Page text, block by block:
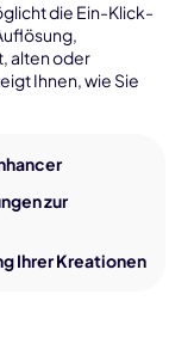
die Ein-Klick-
alten oder
Ihnen, wie Sie
zur
Ihrer Kreationen